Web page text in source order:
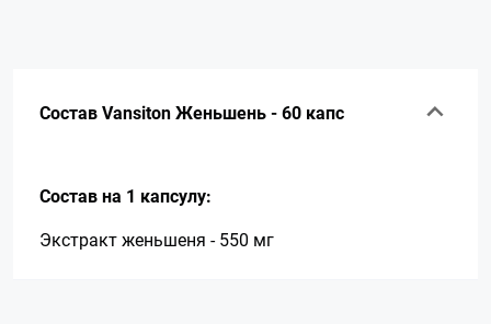
Состав Vansiton Женьшень - 60 капс
Состав на 1 капсулу:
Экстракт женьшеня - 550 мг